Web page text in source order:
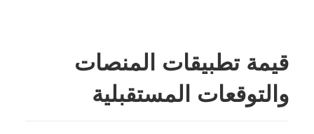
قيمة تطبيقات المنصات
والتوقعات المستقبلية